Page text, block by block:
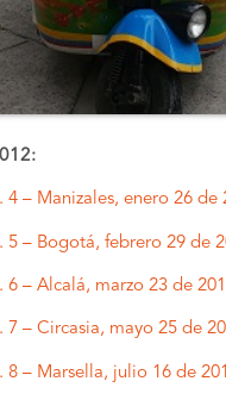
4 – Manizales, enero 26 de
5 – Bogotá, febrero 29 de
6 – Alcalá, marzo 23 de
7 – Circasia, mayo 25 de
8 – Marsella, julio 16 de